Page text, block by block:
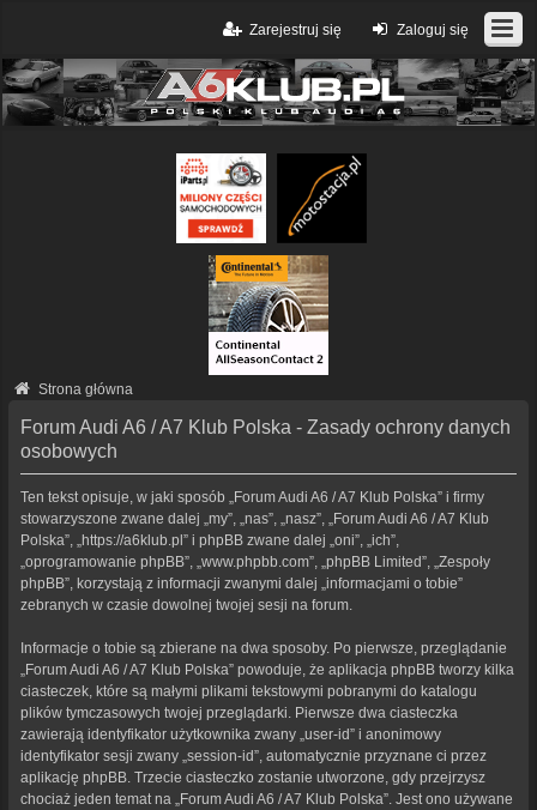
Zaloguj się
Zarejestruj się
Strona główna
Forum Audi A6 / A7 Klub Polska - Zasady ochrony danych
osobowych
Ten tekst opisuje, w jaki sposób „Forum Audi A6 / A7 Klub Polska” i firmy
stowarzyszone zwane dalej „my”, „nas”, „nasz”, „Forum Audi A6 / A7 Klub
Polska”, „https://a6klub.pl” i phpBB zwane dalej „oni”, „ich”,
„oprogramowanie phpBB”, „www.phpbb.com”, „phpBB Limited”, „Zespoły
phpBB”, korzystają z informacji zwanymi dalej „informacjami o tobie”
zebranych w czasie dowolnej twojej sesji na forum.
Informacje o tobie są zbierane na dwa sposoby. Po pierwsze, przeglądanie
„Forum Audi A6 / A7 Klub Polska” powoduje, że aplikacja phpBB tworzy kilka
ciasteczek, które są małymi plikami tekstowymi pobranymi do katalogu
plików tymczasowych twojej przeglądarki. Pierwsze dwa ciasteczka
zawierają identyfikator użytkownika zwany „user-id” i anonimowy
identyfikator sesji zwany „session-id”, automatycznie przyznane ci przez
aplikację phpBB. Trzecie ciasteczko zostanie utworzone, gdy przejrzysz
chociaż jeden temat na „Forum Audi A6 / A7 Klub Polska”. Jest ono używane